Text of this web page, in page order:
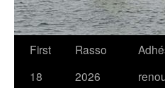
First
18
Rasso
2026